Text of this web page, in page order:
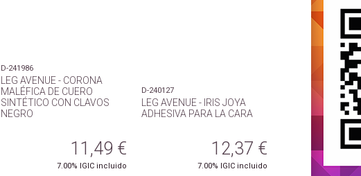
D-241986
LEG AVENUE - CORONA
MALÉFICA DE CUERO
SINTÉTICO CON CLAVOS
NEGRO
11,49 €
7.00% IGIC incluido
D-240127
LEG AVENUE - IRIS JOYA
ADHESIVA PARA LA CARA
12,37 €
7.00% IGIC incluido